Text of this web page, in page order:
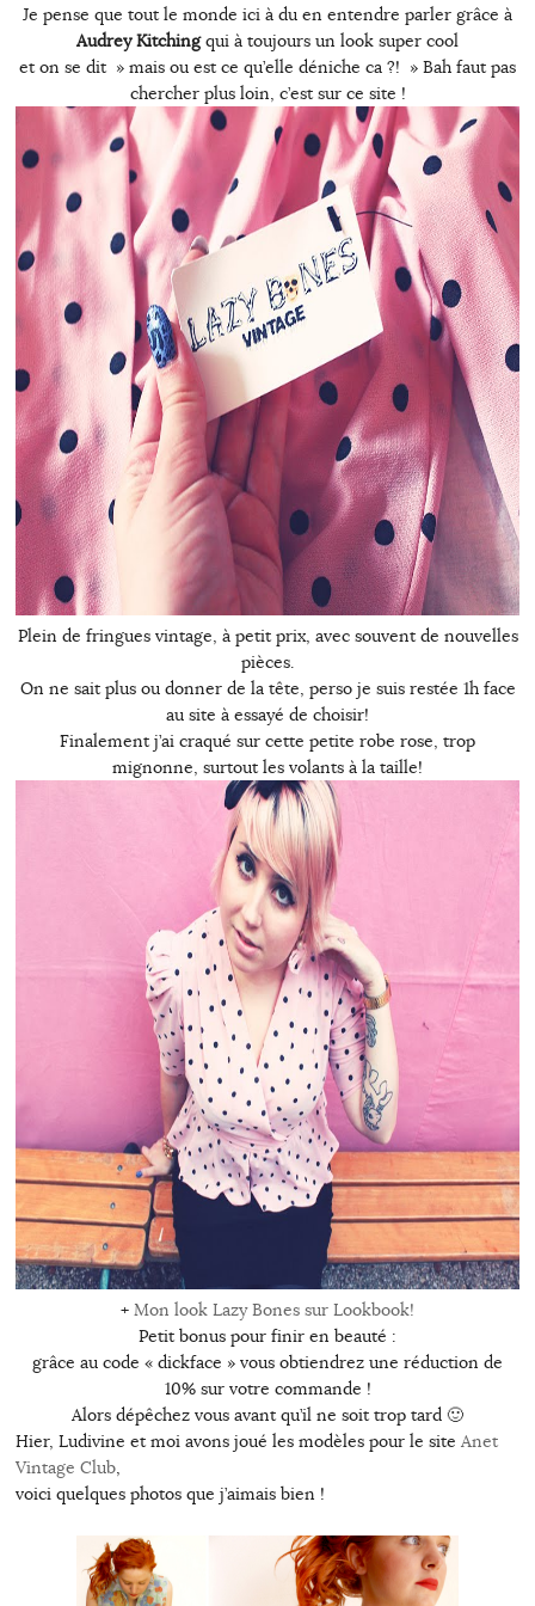
Je pense que tout le monde ici à du en entendre parler grâce à
Audrey Kitchingqui à toujours un look super cool
et on se dit » mais ou est ce qu’elle déniche ca ?! » Bah faut pas
chercher plus loin, c’est sur ce site !
Plein de fringues vintage, à petit prix, avec souvent de nouvelles
pièces.
On ne sait plus ou donner de la tête, perso je suis restée 1h face
au site à essayé de choisir!
Finalement j’ai craqué sur cette petite robe rose, trop
mignonne, surtout les volants à la taille!
+ Mon look Lazy Bones sur Lookbook!
Petit bonus pour finir en beauté :
grâce au code « dickface » vous obtiendrez une réduction de
10% sur votre commande !
Alors dépêchez vous avant qu’il ne soit trop tard 🙂
Hier, Ludivine et moi avons joué les modèles pour le site Anet
Vintage Club,
voici quelques photos que j’aimais bien !